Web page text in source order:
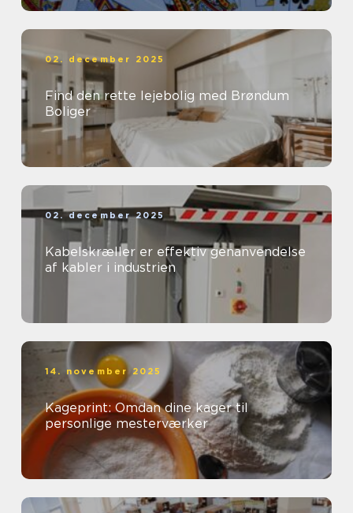
02. december 2025
Find den rette lejebolig med Brøndum
Boliger
02. december 2025
Kabelskræller er effektiv genanvendelse
af kabler i industrien
14. november 2025
Kageprint: Omdan dine kager til
personlige mesterværker